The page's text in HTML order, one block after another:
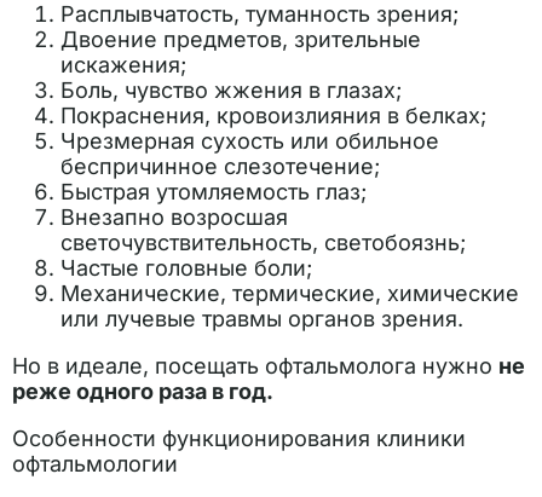
Расплывчатость, туманность зрения;
Двоение предметов, зрительные
искажения;
Боль, чувство жжения в глазах;
Покраснения, кровоизлияния в белках;
Чрезмерная сухость или обильное
беспричинное слезотечение;
Быстрая утомляемость глаз;
Внезапно возросшая
светочувствительность, светобоязнь;
Частые головные боли;
Механические, термические, химические
или лучевые травмы органов зрения.
Но в идеале, посещать офтальмолога нужно не
реже одного раза в год.
Особенности функционирования клиники
офтальмологии